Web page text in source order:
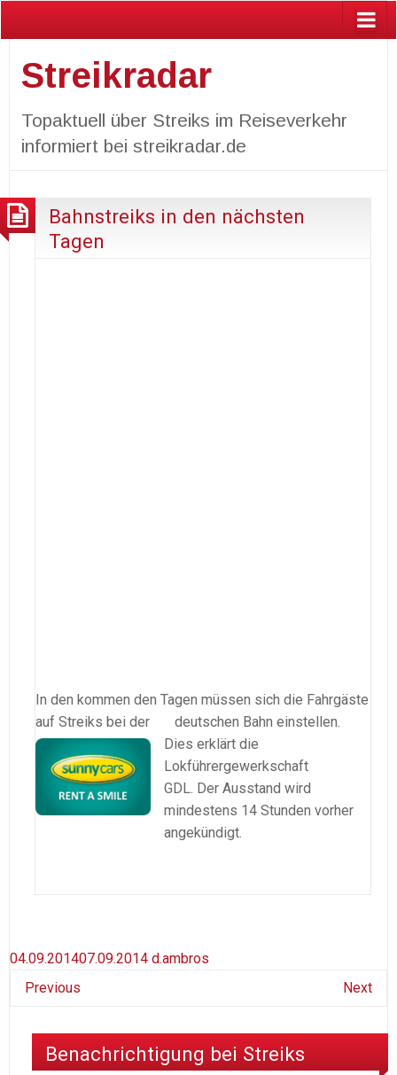
Streikradar
Topaktuell über Streiks im Reiseverkehr
informiert bei streikradar.de
Bahnstreiks in den nächsten
Tagen
In den kommen den Tagen müssen sich die Fahrgäste
auf Streiks bei der deutschen Bahn einstellen.
Dies erklärt die
Lokführergewerkschaft
GDL. Der Ausstand wird
mindestens 14 Stunden vorher
angekündigt.
04.09.201407.09.2014 d.ambros
Previous
Next
Benachrichtigung bei Streiks